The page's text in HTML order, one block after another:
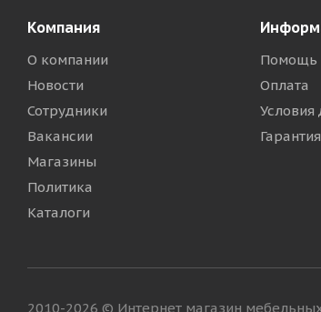
Компания
О компании
Новости
Сотрудники
Вакансии
Магазины
Политика
Каталоги
Помощь
Оплата
Условия
2010-2026 © Интернет магазин